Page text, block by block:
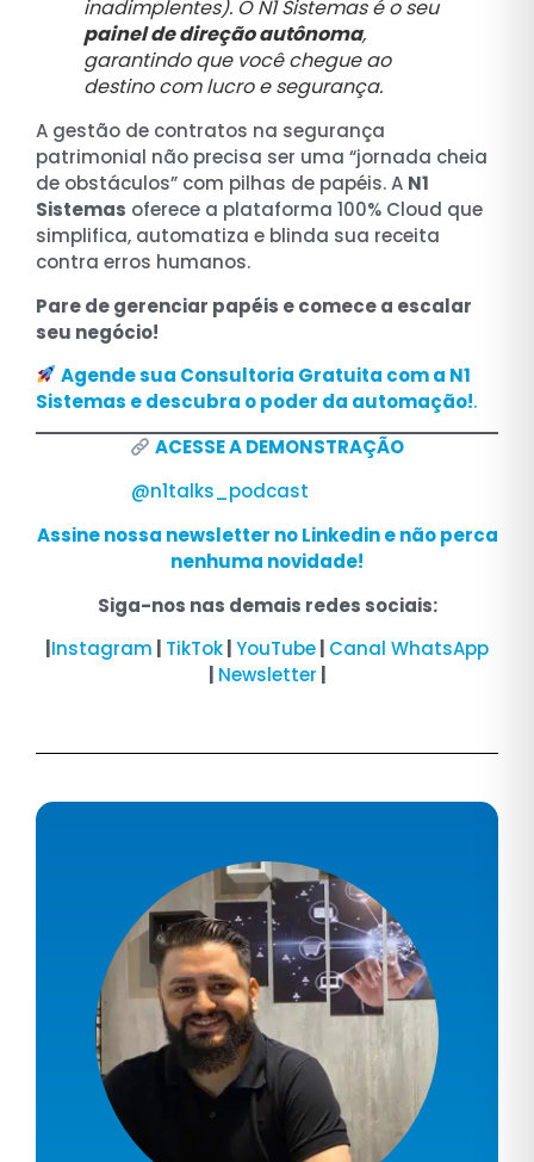
inadimplentes). O N1 Sistemas é o seu
painel de direção autônoma,
garantindo que você chegue ao
destino com lucro e segurança.
A gestão de contratos na segurança
patrimonial não precisa ser uma “jornada cheia
de obstáculos” com pilhas de papéis. A N1
Sistemas oferece a plataforma 100% Cloud que
simplifica, automatiza e blinda sua receita
contra erros humanos.
Pare de gerenciar papéis e comece a escalar
seu negócio!
Agende sua Consultoria Gratuita com a N1
Sistemas e descubra o poder da automação!.
ACESSE A DEMONSTRAÇÃO
@n1talks_podcast
Assine nossa newsletter no Linkedin e não perca
nenhuma novidade!
Siga-nos nas demais redes sociais:
Instagram TikTok YouTube Canal WhatsApp
Newsletter